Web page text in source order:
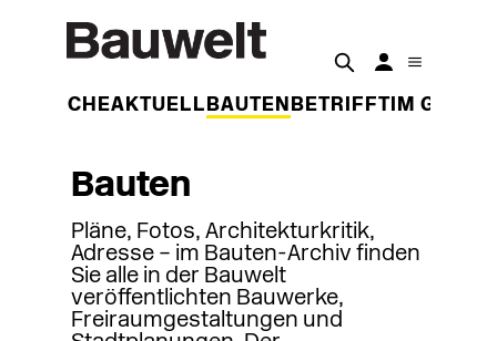
WOCHEAKTUELL BAUTEN BETRIFFT IM
Bauten
Pläne, Fotos, Architekturkritik,
Adresse – im Bauten-Archiv finden
Sie alle in der Bauwelt
veröffentlichten Bauwerke,
Freiraumgestaltungen und